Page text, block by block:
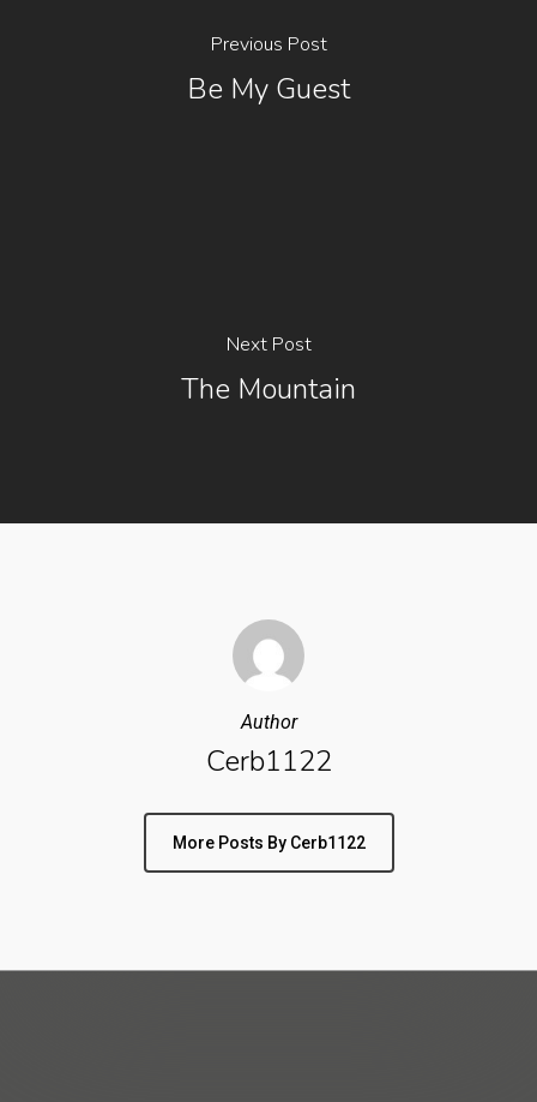
Previous Post
Be My Guest
Next Post
The Mountain
Author
Cerb1122
More Posts By Cerb1122